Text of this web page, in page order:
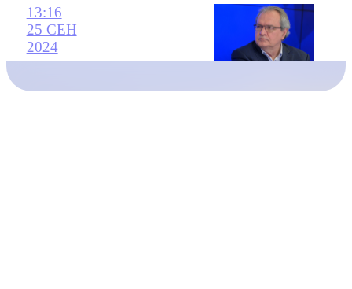
13:16
25 СЕН
2024